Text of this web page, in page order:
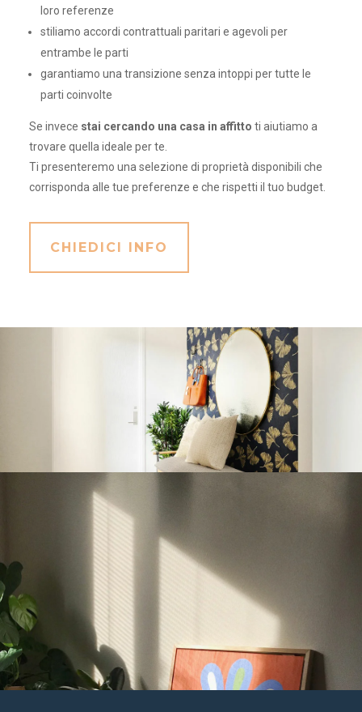
loro referenze
stiliamo accordi contrattuali paritari e agevoli per
entrambe le parti
garantiamo una transizione senza intoppi per tutte le
parti coinvolte
Se invece stai cercando una casa in affitto ti aiutiamo a
trovare quella ideale per te.
Ti presenteremo una selezione di proprietà disponibili che
corrisponda alle tue preferenze e che rispetti il tuo budget.
CHIEDICI INFO